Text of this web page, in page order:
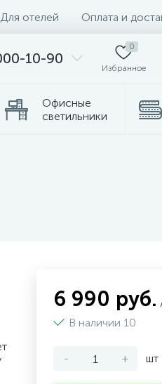
Для отелей Оплата и
10-90
0
Избранное
Офисные
светильники
6 990 руб.
В наличии 10
- + шт